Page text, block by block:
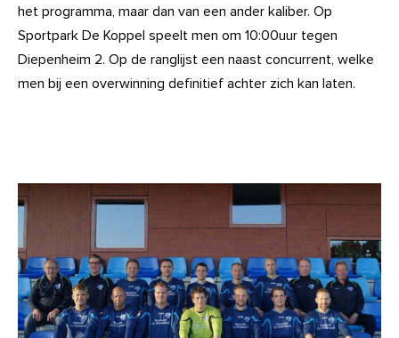
het programma, maar dan van een ander kaliber. Op
Sportpark De Koppel speelt men om 10:00uur tegen
Diepenheim 2. Op de ranglijst een naast concurrent, welke
men bij een overwinning definitief achter zich kan laten.